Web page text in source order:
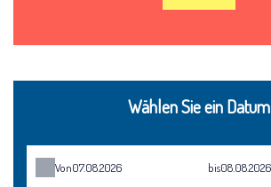
Wählen Sie ein Datum
Von bis